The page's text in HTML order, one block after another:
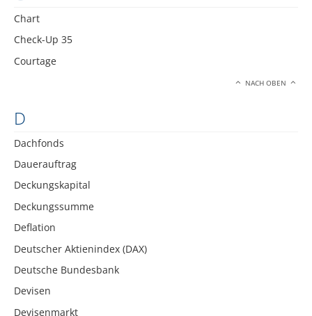
Chart
Check-Up 35
Courtage
NACH OBEN
D
Dachfonds
Dauerauftrag
Deckungskapital
Deckungssumme
Deflation
Deutscher Aktienindex (DAX)
Deutsche Bundesbank
Devisen
Devisenmarkt